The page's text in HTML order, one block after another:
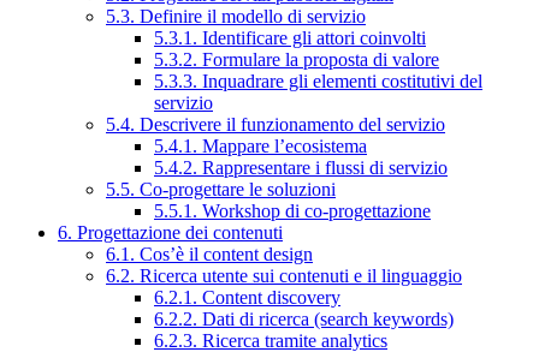
5.3. Definire il modello di servizio
5.3.1. Identificare gli attori coinvolti
5.3.2. Formulare la proposta di valore
5.3.3. Inquadrare gli elementi costitutivi del
servizio
5.4. Descrivere il funzionamento del servizio
5.4.1. Mappare l’ecosistema
5.4.2. Rappresentare i flussi di servizio
5.5. Co-progettare le soluzioni
5.5.1. Workshop di co-progettazione
6. Progettazione dei contenuti
6.1. Cos’è il content design
6.2. Ricerca utente sui contenuti e il linguaggio
6.2.1. Content discovery
6.2.2. Dati di ricerca (search keywords)
6.2.3. Ricerca tramite analytics